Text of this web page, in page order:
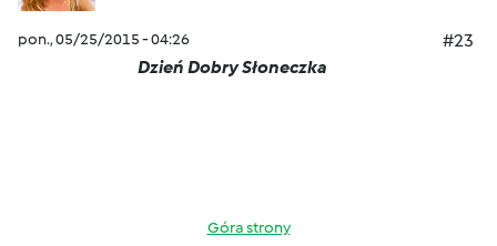
pon., 05/25/2015 - 04:26
#23
Dzień Dobry Słoneczka
Góra strony